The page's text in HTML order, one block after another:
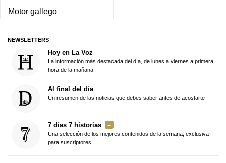
Motor gallego
NEWSLETTERS
Hoy en La Voz
La información más destacada del día, de lunes a viernes a primera
hora de la mañana
Al final del día
Un resumen de las noticias que debes saber antes de acostarte
7 días 7 historias
Una selección de los mejores contenidos de la semana, exclusiva
para suscriptores